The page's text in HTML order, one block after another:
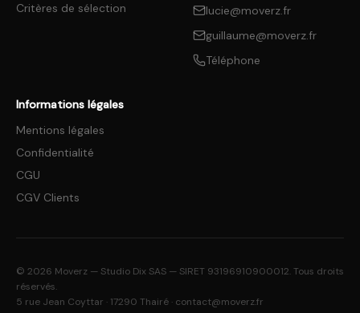
Critères de sélection
lucie@moverz.fr
guillaume@moverz.fr
Téléphone
Informations légales
Mentions légales
Confidentialité
CGU
CGV Clients
© 2026 Moverz — Studio Dix SAS — SIRET 93196910900012. Tous droits
réservés.
5 rue Jean Coyttar · 17290 Thairé · contact@moverz.fr